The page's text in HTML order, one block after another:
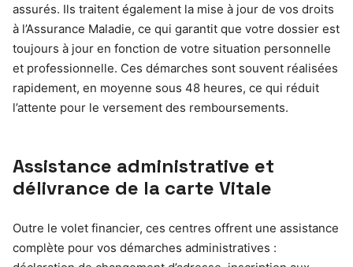
assurés. Ils traitent également la mise à jour de vos droits
à l’Assurance Maladie, ce qui garantit que votre dossier est
toujours à jour en fonction de votre situation personnelle
et professionnelle. Ces démarches sont souvent réalisées
rapidement, en moyenne sous 48 heures, ce qui réduit
l’attente pour le versement des remboursements.
Assistance administrative et
délivrance de la carte Vitale
Outre le volet financier, ces centres offrent une assistance
complète pour vos démarches administratives :